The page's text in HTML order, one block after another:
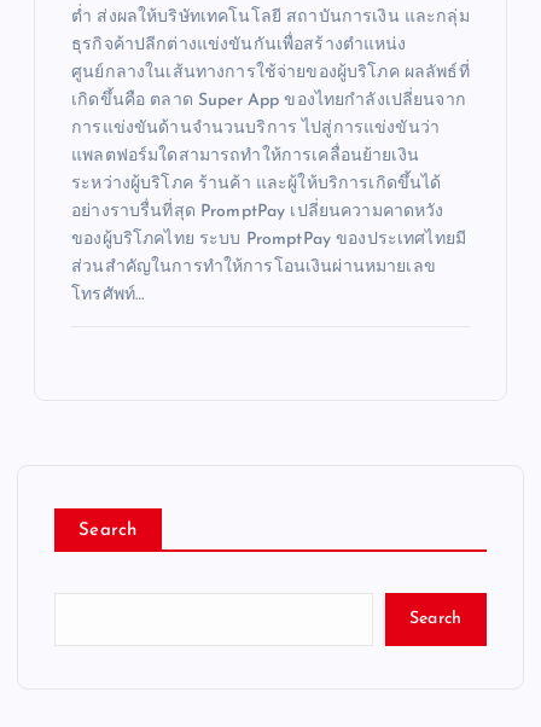
ต่ำ ส่งผลให้บริษัทเทคโนโลยี สถาบันการเงิน และกลุ่ม
ธุรกิจค้าปลีกต่างแข่งขันกันเพื่อสร้างตำแหน่ง
ศูนย์กลางในเส้นทางการใช้จ่ายของผู้บริโภค ผลลัพธ์ที่
เกิดขึ้นคือ ตลาด Super App ของไทยกำลังเปลี่ยนจาก
การแข่งขันด้านจำนวนบริการ ไปสู่การแข่งขันว่า
แพลตฟอร์มใดสามารถทำให้การเคลื่อนย้ายเงิน
ระหว่างผู้บริโภค ร้านค้า และผู้ให้บริการเกิดขึ้นได้
อย่างราบรื่นที่สุด PromptPay เปลี่ยนความคาดหวัง
ของผู้บริโภคไทย ระบบ PromptPay ของประเทศไทยมี
ส่วนสำคัญในการทำให้การโอนเงินผ่านหมายเลข
โทรศัพท์…
Search
Search